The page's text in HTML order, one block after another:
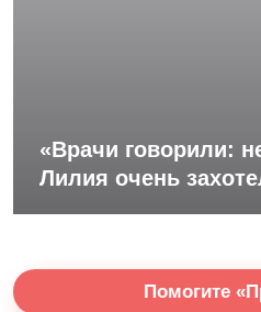
«Врачи говорили:
Лилия очень
Помогите